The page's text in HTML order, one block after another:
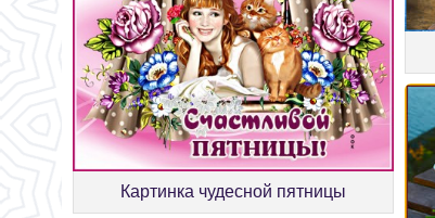
Картинка чудесной пятницы